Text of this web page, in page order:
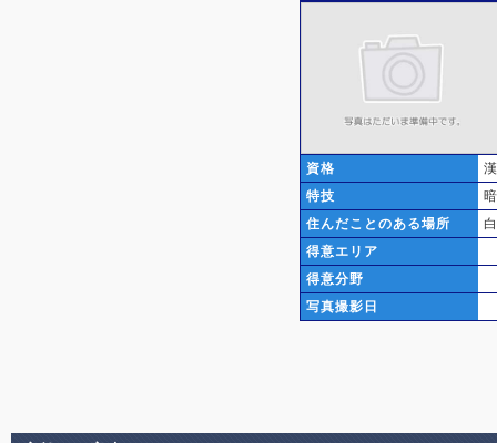
資格
特技
住んだことのある場所
得意エリア
得意分野
写真撮影日